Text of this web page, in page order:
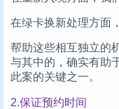
在绿卡换新处理方面
帮助这些相互独立的
与其中的，确实有助
此案的关键之一。
2.保证预约时间